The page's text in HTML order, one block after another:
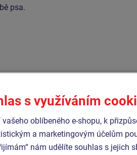
psa.
s využíváním
oblíbeného e-shopu, k
a marketingovým účelům
nám udělíte souhlas s jejich